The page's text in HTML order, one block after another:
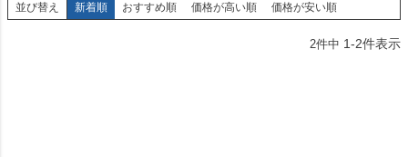
並び替え 新着順 おすすめ順 価格が高い順 価格が安い順
2件中 1-2件表示